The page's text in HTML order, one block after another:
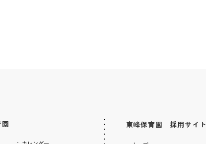
東峰保育園 採用サイト